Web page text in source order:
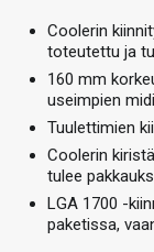
Coolerin
toteutettu ja
160 mm
useimpien
Tuulettimien
Coolerin
tulee
LGA 1700 -
paketissa,